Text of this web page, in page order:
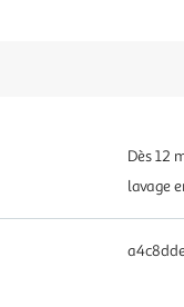
Dès 12
lavage